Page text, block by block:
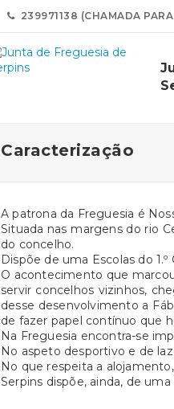
239971138 (CHAMADA
Caracterização
A patrona da Freguesia é
Situada nas margens do rio
do concelho.
Dispõe de uma Escolas do
O acontecimento que
servir concelhos vizinhos,
desse desenvolvimento a
de fazer papel contínuo que
Na Freguesia encontra-se
No aspeto desportivo e de
No que respeita a
Serpins dispõe, ainda, de